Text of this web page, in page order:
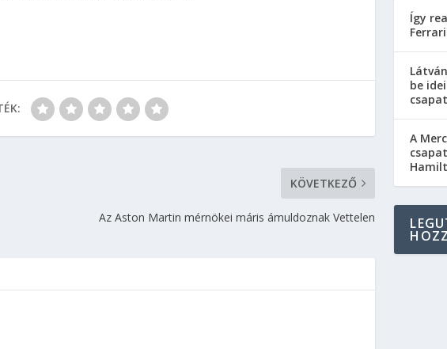
KÖVETKEZŐ
Az Aston Martin mérnökei máris ámuldoznak Vettelen
Így
be
A